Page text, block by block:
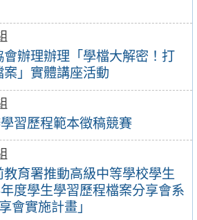
辦理辦理「學檔大解密！打
」實體講座活動
習歷程範本徵稿競賽
育署推動高級中等學校學生
度學生學習歷程檔案分享會系
會實施計畫」